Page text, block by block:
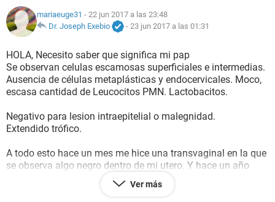
NUTRICIÓN
BIENESTAR
SEXUALIDAD
GLOSARIO
mariaeuge31 - 22 jun 2017 a las 23:48
Dr. Joseph Exebio
- 23 jun 2017 a las 01:31
HOLA, Necesito saber que significa mi pap
Se observan celulas escamosas superficiales e intermedias.
Ausencia de células metaplásticas y endocervicales. Moco,
escasa cantidad de Leucocitos PMN. Lactobacitos.
Negativo para lesion intraepitelial o malegnidad.
Extendido trófico.
A todo esto hace un mes me hice una transvaginal en la que
se observa algo negro dentro de mi utero. Y hace un año
atras deje las pastillas dos meses y menstruaba todo el
tiempo, Tengo dolores de cabeza muy frecuentes, dolor
Ver más